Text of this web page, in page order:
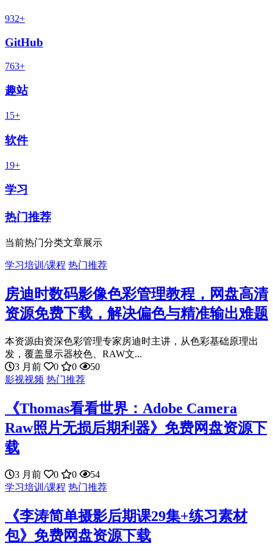
932+
GitHub
763+
趣站
15+
软件
19+
学习
热门推荐
当前热门分类文章展示
学习培训/课程 热门推荐
房迪时数码影像色彩管理教程，网盘高清
资源免费下载，解决偏色与精准输出难题
本资源由资深色彩管理专家房迪时主讲，从色彩基础原理出
发，覆盖显示器校色、RAW文...
3 月前
0 0
50
影视视频 热门推荐
《Thomas看看世界：Adobe Camera
Raw照片无损后期利器》免费网盘资源下
载
3 月前 0 0
54
学习培训/课程 热门推荐
《李涛简单摄影后期课29集+练习素材
包》免费网盘资源下载